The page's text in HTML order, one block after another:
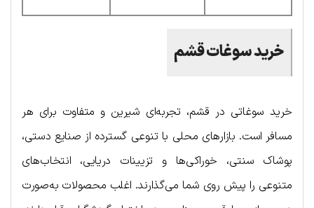
خرید سوغات قشم
خرید سوغاتی در قشم، تجربه‌ای شیرین و متفاوت برای هر
مسافر است. بازارهای محلی با تنوعی گسترده از صنایع دستی،
پوشاک سنتی، خوراکی‌ها و تزیینات دریایی، انتخاب‌های
متنوعی را پیش روی شما می‌گذارند. اغلب محصولات به‌صورت